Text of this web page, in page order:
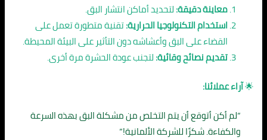
معاينة دقيقة:لتحديد أماكن انتشار البق.
استخدام التكنولوجيا الحرارية:تقنية متطورة تعمل على
القضاء على البق وأعشاشه دون التأثير على البيئة المحيطة.
تقديم نصائح وقائية:لتجنب عودة الحشرة مرة أخرى.
🌟آراء عملائنا:
“لم أكن أتوقع أن يتم التخلص من مشكلة البق بهذه السرعة
والكفاءة. شكرًا للشركة الألمانية!”